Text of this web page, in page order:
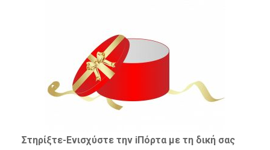
Στηρίξτε-Ενισχύστετην iΠόρτα με τη δική σας